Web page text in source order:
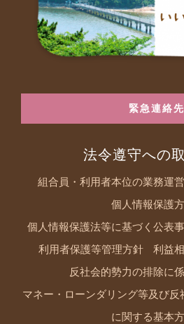
緊急連絡先
法令遵守への
組合員・利用者本位の業務運
個人情報保護
個人情報保護法等に基づく公表
利用者保護等管理方針 利益
反社会的勢力の排除に
マネー・ローンダリング等及び反
に関する基本